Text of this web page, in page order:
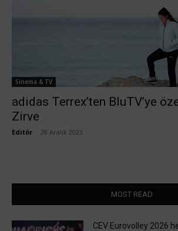
Sinema & TV
adidas Terrex’ten BluTV’ye
Zirve
Editör 28 Aralık 2023
MOST READ
CEV Eurovolley 2026